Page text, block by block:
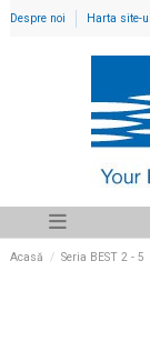
Despre noi Harta site-
Acasă Seria BEST 2 - 5